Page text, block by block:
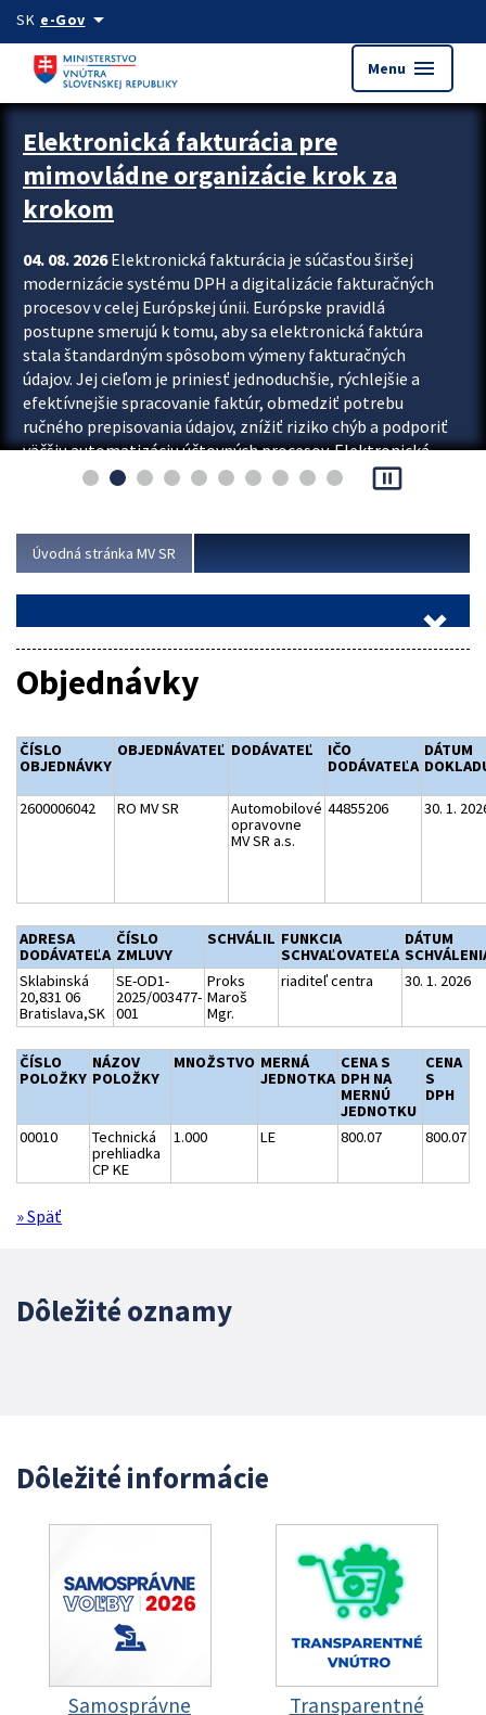
Preskocit na hlavný obsah
SK e-Govarrow_drop_down
Menu menu
Zastavit automatický posun upútavok
Elektronická fakturácia pre
mimovládne organizácie krok za
krokom
04. 08. 2026Elektronická fakturácia je súčasťou širšej
modernizácie systému DPH a digitalizácie fakturačných
procesov v celej Európskej únii. Európske pravidlá
postupne smerujú k tomu, aby sa elektronická faktúra
stala štandardným spôsobom výmeny fakturačných
údajov. Jej cieľom je priniesť jednoduchšie, rýchlejšie a
efektívnejšie spracovanie faktúr, obmedziť potrebu
ručného prepisovania údajov, znížiť riziko chýb a podporiť
väčšiu automatizáciu účtovných procesov. Elektronická
fakturácia preto nepredstavuje...
pause_presentation
Úvodná stránka MV SR
Objednávky
ČÍSLO
OBJEDNÁVKY
OBJEDNÁVATEĽ DODÁVATEĽ
IČO
DODÁVATEĽA
DÁTUM
2600006042 RO MV SR
Automobilové
opravovne
MV SR a.s.
44855206 30. 1.
ADRESA
DODÁVATEĽA
ČÍSLO
ZMLUVY
SCHVÁLIL FUNKCIA
SCHVAĽOVATEĽA
DÁTUM
Sklabinská
20,831 06
Bratislava,SK
SE-OD1-
2025/003477-
001
Proks
Maroš
Mgr.
riaditeľ centra 30. 1. 2026
ČÍSLO
POLOŽKY
NÁZOV
POLOŽKY
MNOŽSTVO MERNÁ
JEDNOTKA
CENA S
DPH NA
MERNÚ
JEDNOTKU
CENA
S
DPH
00010
Technická
prehliadka
CP KE
1.000 LE 800.07 800.07
» Späť
Dôležité oznamy
Dôležité informácie
Samosprávne
Transparentné